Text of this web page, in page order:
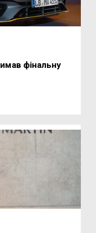
фінальну